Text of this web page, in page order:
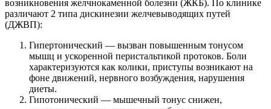
возникновения желчнокаменной болезни (ЖКБ). По клинике
различают 2 типа дискинезии желчевыводящих путей
(ДЖВП):
Гипертонический — вызван повышенным тонусом
мышц и ускоренной перистальтикой протоков. Боли
характеризуются как колики, приступы возникают на
фоне движений, нервного возбуждения, нарушения
диеты.
Гипотонический — мышечный тонус снижен,